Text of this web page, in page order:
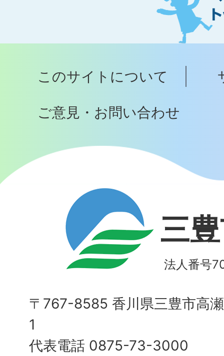
ト
ッ
へ
このサイトについて
ご意見・お問い合わせ
三
法人番号
〒767-8585 香川県三豊市高
1
代表電話 0875-73-3000